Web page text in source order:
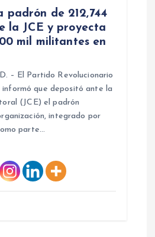
padrón de 212,744
la JCE y proyecta
mil militantes en
– El Partido Revolucionario
informó que depositó ante la
(JCE) el padrón
integrado por
parte…